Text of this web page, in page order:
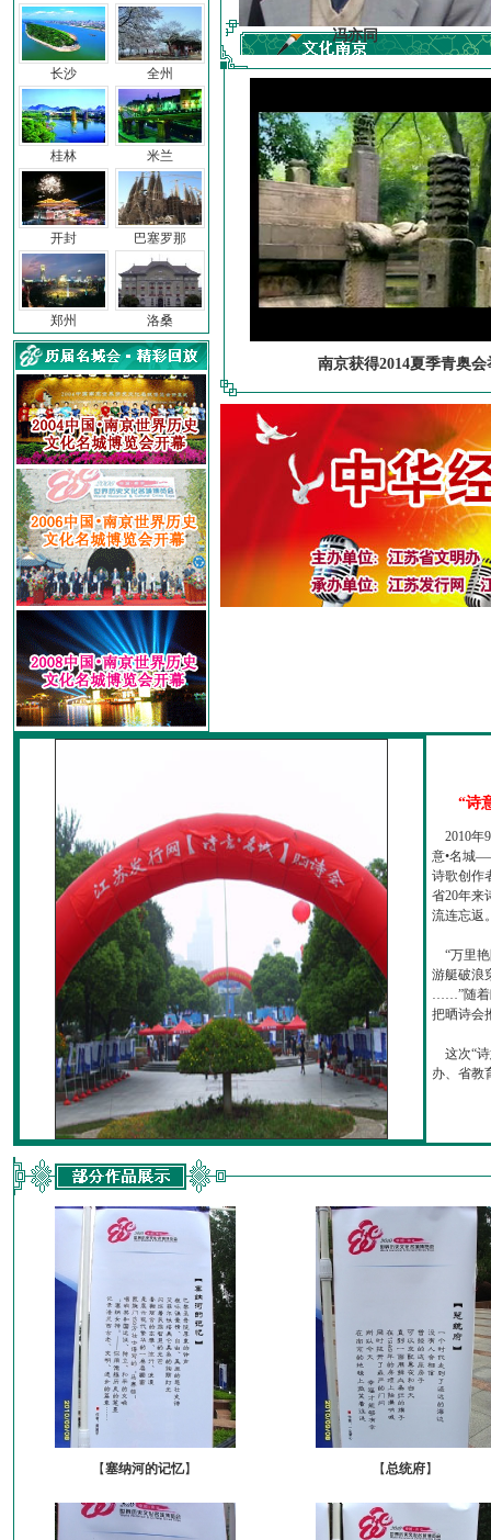
长沙
桂林
开封
郑州
全州
米兰
巴塞罗那
洛桑
车前子 冯亦同
南京获得2014夏季青奥会
“诗
2010年
意•名城
诗歌创作
省20年来
流连忘返
“万里艳
游艇破浪
……”随着
把晒诗会
这次“诗
办、省教
【塞纳河的记忆】 【总统府】